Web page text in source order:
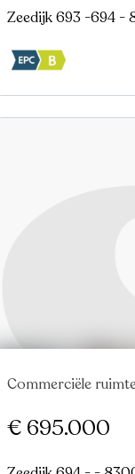
Zeedijk 693 -694 -
Commerciële
€ 695.000